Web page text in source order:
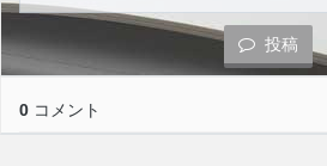
投稿
0 コメント